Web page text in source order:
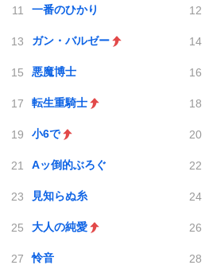
一番のひかり
ガン・バルゼー
悪魔博士
転生重騎士
小6で
Aッ倒的ぶろぐ
見知らぬ糸
大人の純愛
怜音